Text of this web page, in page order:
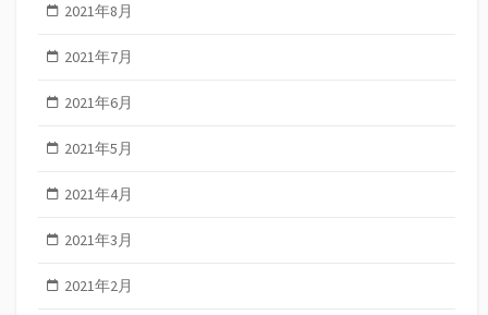
2021年8月
2021年7月
2021年6月
2021年5月
2021年4月
2021年3月
2021年2月